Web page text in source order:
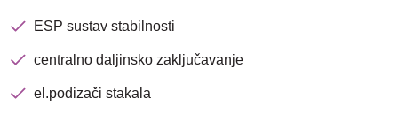
ESP sustav stabilnosti
centralno daljinsko zaključavanje
el.podizači stakala